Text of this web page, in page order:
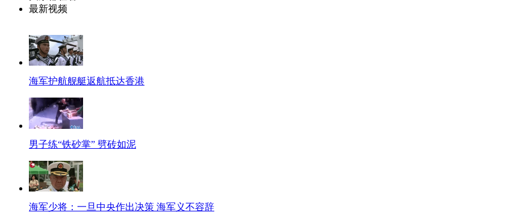
最新视频
海军护航舰艇返航抵达香港
男子练“铁砂掌” 劈砖如泥
海军少将：一旦中央作出决策 海军义不容辞